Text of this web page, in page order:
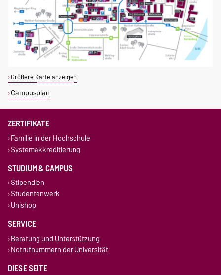
Größere Karte anzeigen
Campusplan
ZERTIFIKATE
Familie in der Hochschule
Systemakkreditierung
STUDIUM & CAMPUS
Stipendien
Studentenwerk
Unishop
SERVICE
Beratung und Unterstützung
Notrufnummern der Universität
DIESE SEITE